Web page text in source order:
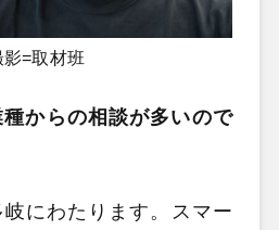
影=取材班
からの相談が多いので
にわたります。スマー